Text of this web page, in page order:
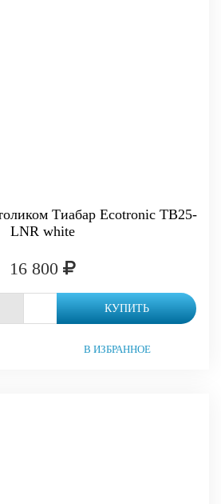
Тиабар Ecotronic TB25-
LNR white
16 800
КУПИТЬ
В ИЗБРАННОЕ